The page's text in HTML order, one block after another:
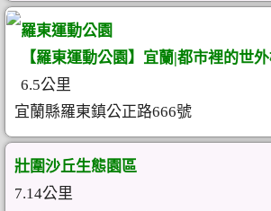
羅東運動公園
【羅東運動公園】宜蘭|都市裡的世
6.5公里
宜蘭縣羅東鎮公正路666號
壯圍沙丘生態園區
7.14公里